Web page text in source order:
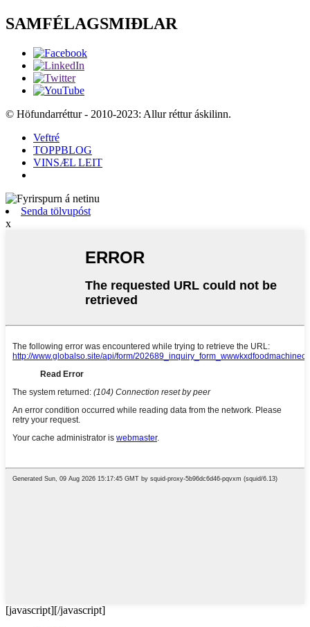
SAMFÉLAGSMIÐLAR
© Höfundarréttur - 2010-2023: Allur réttur áskilinn.
Veftré
TOPPBLOG
VINSÆL LEIT
Senda tölvupóst
x
[javascript][/javascript]